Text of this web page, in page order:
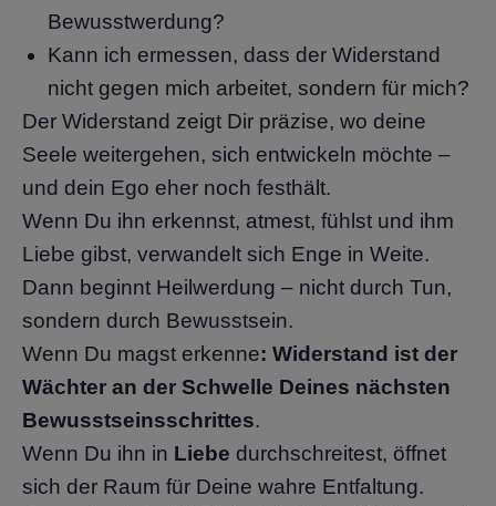
Bewusstwerdung?
Kann ich ermessen, dass der Widerstand
nicht gegen mich arbeitet, sondern für mich?
Der Widerstand zeigt Dir präzise, wo deine
Seele weitergehen, sich entwickeln möchte –
und dein Ego eher noch festhält.
Wenn Du ihn erkennst, atmest, fühlst und ihm
Liebe gibst, verwandelt sich Enge in Weite.
Dann beginnt Heilwerdung – nicht durch Tun,
sondern durch Bewusstsein.
Wenn Du magst erkenne: Widerstand ist der
Wächter an der Schwelle Deines nächsten
Bewusstseinsschrittes.
Wenn Du ihn in Liebe durchschreitest, öffnet
sich der Raum für Deine wahre Entfaltung.